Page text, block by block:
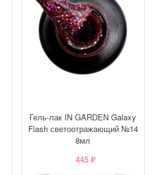
Гель-лак IN GARDEN Galaxy
Flash светоотражающий №14
8мл
445 ₽